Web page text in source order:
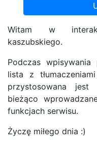
Witam w
kaszubskiego.
Podczas
lista z
przystosowana
bieżąco
funkcjach serwisu.
Życzę miłego dnia :)